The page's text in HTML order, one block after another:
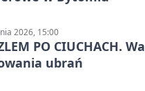
2026, 15:00
PO CIUCHACH.
ubrań